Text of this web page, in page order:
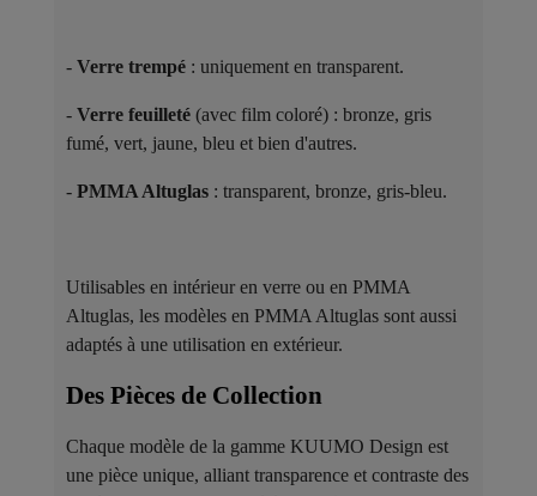
- Verre trempé : uniquement en transparent.
- Verre feuilleté (avec film coloré) : bronze, gris
fumé, vert, jaune, bleu et bien d'autres.
- PMMA Altuglas : transparent, bronze, gris-bleu.
Utilisables en intérieur en verre ou en PMMA
Altuglas, les modèles en PMMA Altuglas sont aussi
adaptés à une utilisation en extérieur.
Des Pièces de Collection ​
Chaque modèle de la gamme KUUMO Design est
une pièce unique, alliant transparence et contraste des